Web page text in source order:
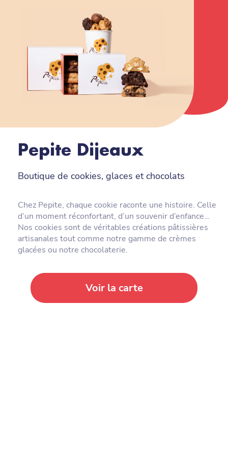
Pepite Dijeaux
Boutique de cookies, glaces et chocolats
Chez Pepite, chaque cookie raconte une histoire. Celle
d’un moment réconfortant, d’un souvenir d’enfance…
Nos cookies sont de véritables créations pâtissières
artisanales tout comme notre gamme de crèmes
glacées ou notre chocolaterie.
Voir la carte